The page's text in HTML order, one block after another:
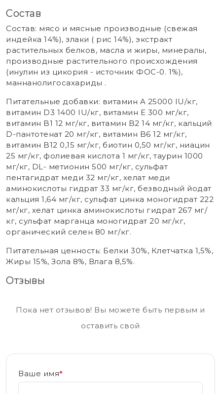
Состав
Состав: мясо и мясные производные (свежая
индейка 14%), злаки ( рис 14%), экстракт
растительных белков, масла и жиры, минералы,
производные растительного происхождения
(инулин из цикория - источник ФОС-0. 1%),
маннанолигосахариды .
Питательные добавки: витамин A 25000 IU/кг,
витамин D3 1400 IU/кг, витамин E 300 мг/кг,
витамин B1 12 мг/кг, витамин B2 14 мг/кг, кальций
D-пантотенат 20 мг/кг, витамин B6 12 мг/кг,
витамин B12 0,15 мг/кг, биотин 0,50 мг/кг, ниацин
25 мг/кг, фолиевая кислота 1 мг/кг, таурин 1000
мг/кг, DL- метионин 500 мг/кг, сульфат
пентагидрат меди 32 мг/кг, хелат меди
аминокислоты гидрат 33 мг/кг, безводный йодат
кальция 1,64 мг/кг, сульфат цинка моногидрат 222
мг/кг, хелат цинка аминокислоты гидрат 267 мг/
кг, сульфат марганца моногидрат 20 мг/кг,
органический селен 80 мг/кг.
Питательная ценность: Белки 30%, Клетчатка 1,5%,
Жиры 15%, Зола 8%, Влага 8,5%.
Отзывы
Пока нет отзывов! Вы можете быть первым и
оставить свой
Ваше имя*